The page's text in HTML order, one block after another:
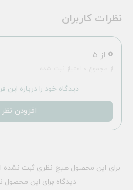
نظرات کاربران
0 از 5
دیدگاه خود را درباره این
افزودن نظر
برای این محصول هیچ نظری ثبت نشده
دیدگاه برای این محصول